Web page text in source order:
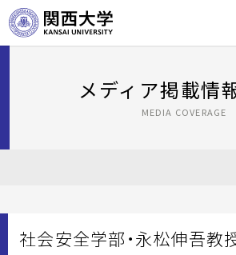
メディア掲載情
MEDIA COVERAGE
社会安全学部・永松伸吾